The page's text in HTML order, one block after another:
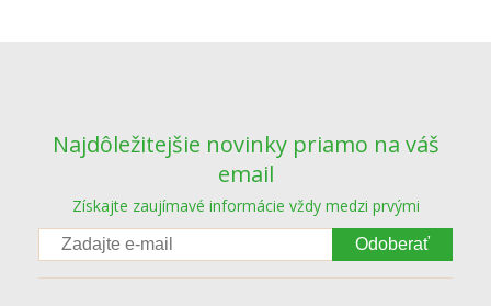
Najdôležitejšie novinky priamo na váš
email
Získajte zaujímavé informácie vždy medzi prvými
Odoberať